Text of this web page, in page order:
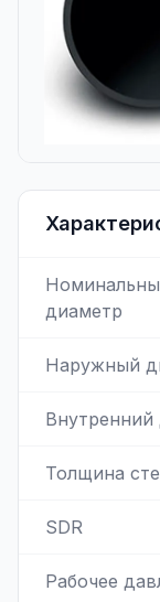
диаметр
Наружный
Внутренний
Толщина
SDR
Рабочее